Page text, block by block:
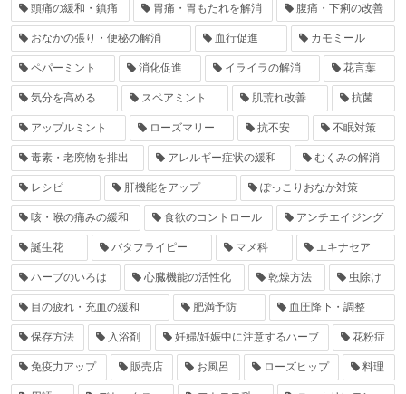
頭痛の緩和・鎮痛 胃痛・胃もたれを解消 腹痛・下痢の改善
おなかの張り・便秘の解消 血行促進 カモミール
ペパーミント 消化促進 イライラの解消 花言葉
気分を高める スペアミント 肌荒れ改善 抗菌
アップルミント ローズマリー 抗不安 不眠対策
毒素・老廃物を排出 アレルギー症状の緩和 むくみの解消
レシピ 肝機能をアップ ぽっこりおなか対策
咳・喉の痛みの緩和 食欲のコントロール アンチエイジング
誕生花 バタフライピー マメ科 エキナセア
ハーブのいろは 心臓機能の活性化 乾燥方法 虫除け
目の疲れ・充血の緩和 肥満予防 血圧降下・調整
保存方法 入浴剤 妊婦/妊娠中に注意するハーブ 花粉症
免疫力アップ 販売店 お風呂 ローズヒップ 料理